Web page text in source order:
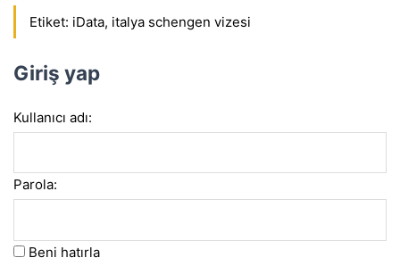
Etiket: iData, italya schengen vizesi
Giriş yap
Kullanıcı adı:
Parola:
Beni hatırla